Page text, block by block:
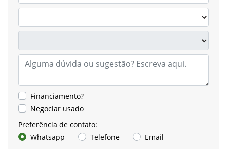
Financiamento?
Negociar usado
Preferência de contato:
Whatsapp
Telefone Email